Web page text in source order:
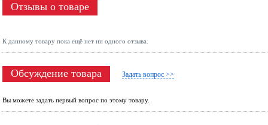
Отзывы о товаре
К данному товару пока ещё нет ни одного отзыва.
Обсуждение товара Задать вопрос >>
Вы можете задать первый вопрос по этому товару.